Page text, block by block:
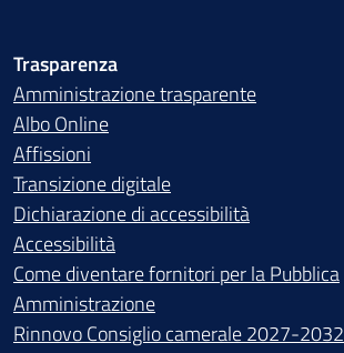
Trasparenza
Amministrazione trasparente
Albo Online
Affissioni
Transizione digitale
Dichiarazione di accessibilità
Accessibilità
Come diventare fornitori per la Pubblica
Amministrazione
Rinnovo Consiglio camerale 2027-2032